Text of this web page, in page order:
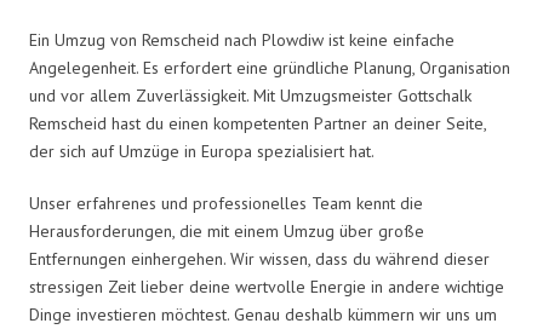
Ein Umzug von Remscheid nach Plowdiw ist keine einfache
Angelegenheit. Es erfordert eine gründliche Planung, Organisation
und vor allem Zuverlässigkeit. Mit Umzugsmeister Gottschalk
Remscheid hast du einen kompetenten Partner an deiner Seite,
der sich auf Umzüge in Europa spezialisiert hat.
Unser erfahrenes und professionelles Team kennt die
Herausforderungen, die mit einem Umzug über große
Entfernungen einhergehen. Wir wissen, dass du während dieser
stressigen Zeit lieber deine wertvolle Energie in andere wichtige
Dinge investieren möchtest. Genau deshalb kümmern wir uns um